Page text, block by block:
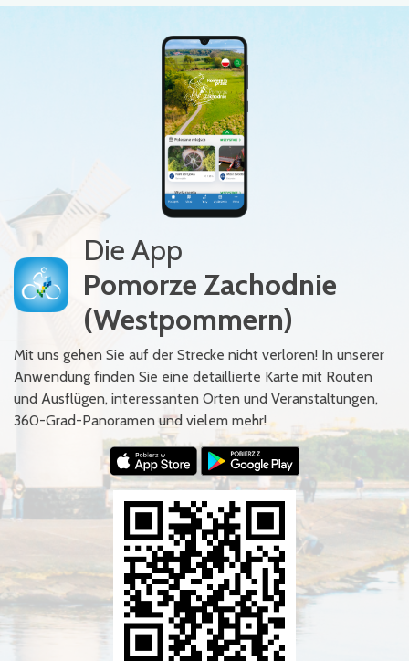
Die App
Pomorze Zachodnie
(Westpommern)
Mit uns gehen Sie auf der Strecke nicht verloren! In unserer
Anwendung finden Sie eine detaillierte Karte mit Routen
und Ausflügen, interessanten Orten und Veranstaltungen,
360-Grad-Panoramen und vielem mehr!